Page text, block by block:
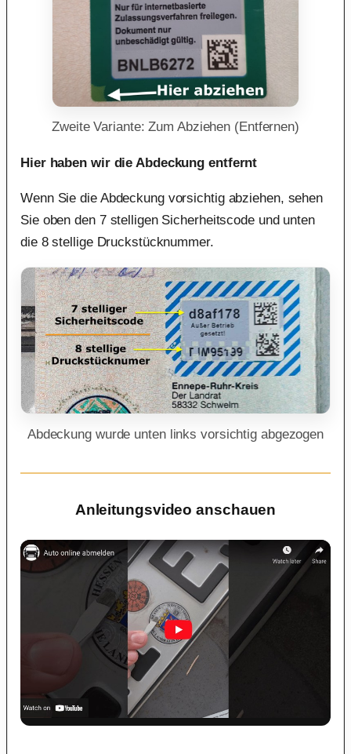
Zweite Variante: Zum Abziehen (Entfernen)
Hier haben wir die Abdeckung entfernt
Wenn Sie die Abdeckung vorsichtig abziehen, sehen
Sie oben den 7 stelligen Sicherheitscode und unten
die 8 stellige Druckstücknummer.
Abdeckung wurde unten links vorsichtig abgezogen
Anleitungsvideo anschauen